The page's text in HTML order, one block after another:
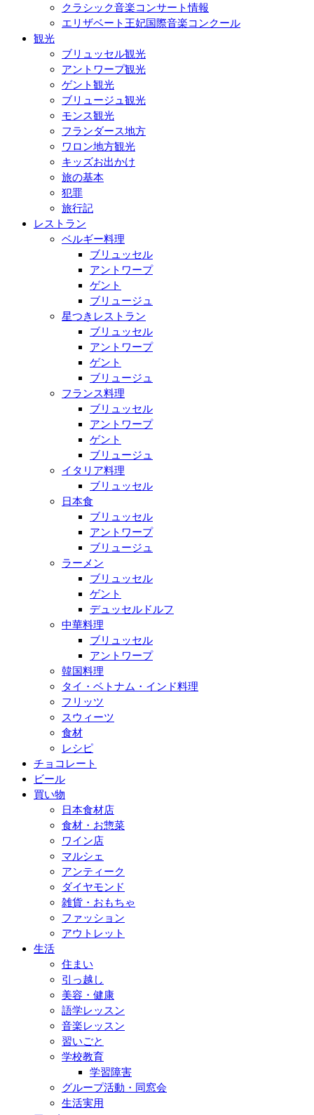
クラシック音楽コンサート情報
エリザベート王妃国際音楽コンクール
観光
ブリュッセル観光
アントワープ観光
ゲント観光
ブリュージュ観光
モンス観光
フランダース地方
ワロン地方観光
キッズお出かけ
旅の基本
犯罪
旅行記
レストラン
ベルギー料理
ブリュッセル
アントワープ
ゲント
ブリュージュ
星つきレストラン
ブリュッセル
アントワープ
ゲント
ブリュージュ
フランス料理
ブリュッセル
アントワープ
ゲント
ブリュージュ
イタリア料理
ブリュッセル
日本食
ブリュッセル
アントワープ
ブリュージュ
ラーメン
ブリュッセル
ゲント
デュッセルドルフ
中華料理
ブリュッセル
アントワープ
韓国料理
タイ・ベトナム・インド料理
フリッツ
スウィーツ
食材
レシピ
チョコレート
ビール
買い物
日本食材店
食材・お惣菜
ワイン店
マルシェ
アンティーク
ダイヤモンド
雑貨・おもちゃ
ファッション
アウトレット
生活
住まい
引っ越し
美容・健康
語学レッスン
音楽レッスン
習いごと
学校教育
学習障害
グループ活動・同窓会
生活実用